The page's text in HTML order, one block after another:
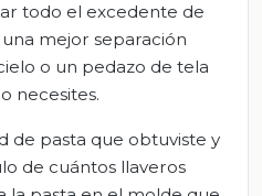
todo el excedente de
mejor separación
o un pedazo de tela
necesites.
de pasta que obtuviste y
de cuántos llaveros